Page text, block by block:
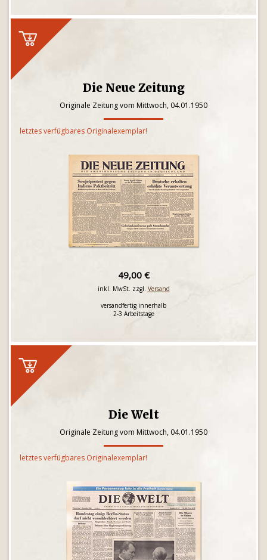
Die Neue Zeitung
Originale Zeitung vom Mittwoch, 04.01.1950
letztes verfügbares Originalexemplar!
49,00 €
inkl. MwSt. zzgl. Versand
versandfertig innerhalb
2-3 Arbeitstage
Die Welt
Originale Zeitung vom Mittwoch, 04.01.1950
letztes verfügbares Originalexemplar!